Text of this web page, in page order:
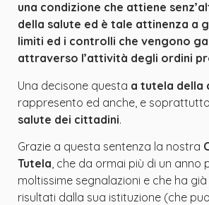
una condizione che attiene
della salute ed è tale attinenza a
limiti ed i controlli che vengono
attraverso l’attività degli ordini
Una decisone questa a tutela della
rappresento ed anche, e soprattutto,
salute dei cittadini.
Grazie a questa sentenza la nostra
Tutela , che da ormai più di un anno
moltissime segnalazioni e che ha
risultati dalla sua istituzione (che